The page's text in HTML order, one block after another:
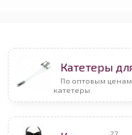
Катетеры
По оптовым
катетеры.
27